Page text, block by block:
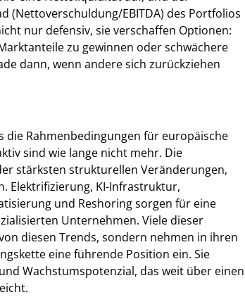
(Nettoverschuldung/EBITDA) des Portfolios
nur defensiv, sie verschaffen Optionen:
zu gewinnen oder schwächere
dann, wenn andere sich zurückziehen
die Rahmenbedingungen für europäische
sind wie lange nicht mehr. Die
stärksten strukturellen Veränderungen,
Elektrifizierung, KI-Infrastruktur,
und Reshoring sorgen für eine
Unternehmen. Viele dieser
diesen Trends, sondern nehmen in ihren
eine führende Position ein. Sie
Wachstumspotenzial, das weit über einen